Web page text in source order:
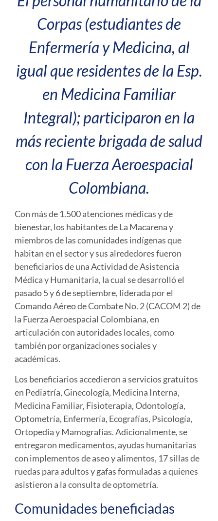
Corpas (estudiantes de
Enfermería y Medicina, al
igual que residentes de la Esp.
en Medicina Familiar
Integral); participaron en la
más reciente brigada de salud
con la Fuerza Aeroespacial
Colombiana.
Con más de 1.500 atenciones médicas y de
bienestar, los habitantes de La Macarena y
miembros de las comunidades indígenas que
habitan en el sector y sus alrededores fueron
beneficiarios de una Actividad de Asistencia
Médica y Humanitaria, la cual se desarrolló el
pasado 5 y 6 de septiembre, liderada por el
Comando Aéreo de Combate No. 2 (CACOM 2) de
la Fuerza Aeroespacial Colombiana, en
articulación con autoridades locales, como
también por organizaciones sociales y
académicas.
Los beneficiarios accedieron a servicios gratuitos
en Pediatría, Ginecología, Medicina Interna,
Medicina Familiar, Fisioterapia, Odontología,
Optometría, Enfermería, Ecografías, Psicología,
Ortopedia y Mamografías. Adicionalmente, se
entregaron medicamentos, ayudas humanitarias
con implementos de aseo y alimentos, 17 sillas de
ruedas para adultos y gafas formuladas a quienes
asistieron a la consulta de optometría.
Comunidades beneficiadas